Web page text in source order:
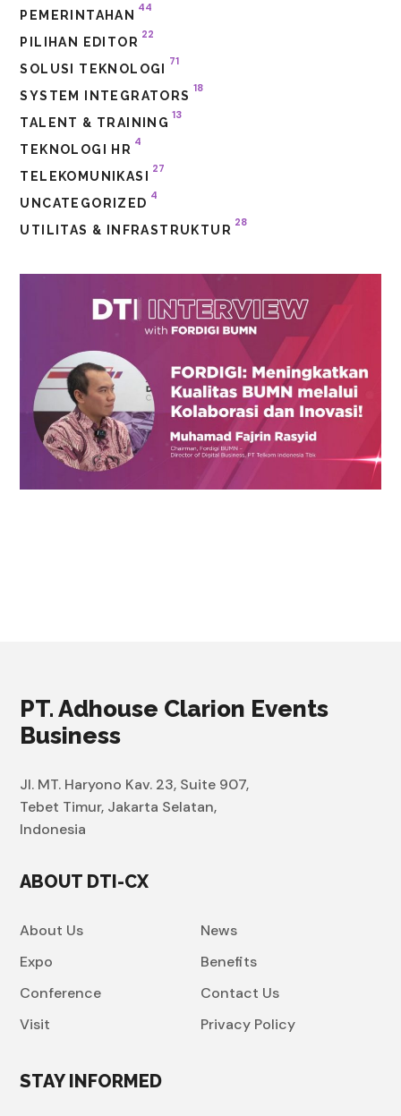
PEMERINTAHAN
44
PILIHAN EDITOR
22
SOLUSI TEKNOLOGI
71
SYSTEM INTEGRATORS
18
TALENT & TRAINING
13
TEKNOLOGI HR
4
TELEKOMUNIKASI
27
UNCATEGORIZED
4
UTILITAS & INFRASTRUKTUR
28
PT. Adhouse Clarion Events
Business
Jl. MT. Haryono Kav. 23, Suite 907,
Tebet Timur, Jakarta Selatan,
Indonesia
ABOUT DTI-CX
About Us
Expo
Conference
Visit
News
Benefits
Contact Us
Privacy Policy
STAY INFORMED